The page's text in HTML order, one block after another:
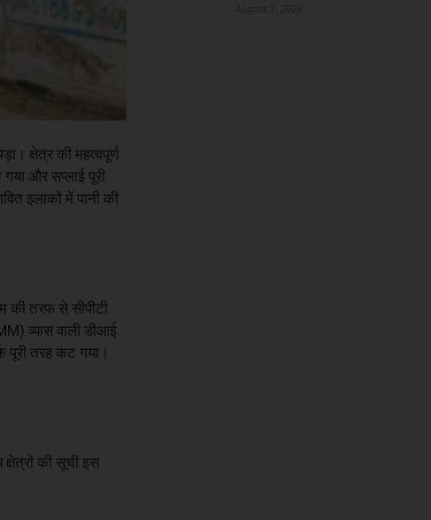
क्षेत्र की महत्वपूर्ण
और सप्लाई पूरी
इलाकों में पानी की
की तरफ से सीपीटी
व्यास वाली डीआई
पूरी तरह कट गया।
की सूची इस